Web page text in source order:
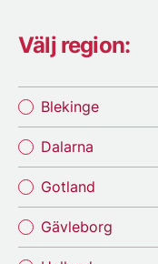
Välj region:
Blekinge
Dalarna
Gotland
Gävleborg